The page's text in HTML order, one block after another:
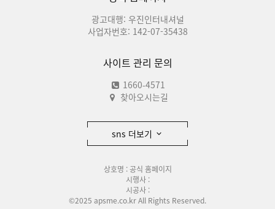
광고대행: 우진인터내셔널
사업자번호: 142-07-35438
사이트 관리 문의
1660-4571
찾아오시는길
sns 더보기
상호명 : 공식 홈페이지
시행사 :
시공사 :
©2025 apsme.co.kr All Rights Reserved.